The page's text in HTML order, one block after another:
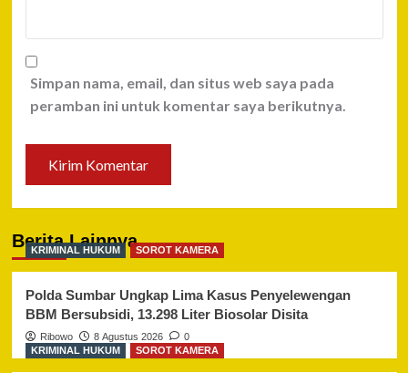
Simpan nama, email, dan situs web saya pada
peramban ini untuk komentar saya berikutnya.
Berita Lainnya
KRIMINAL HUKUM SOROT KAMERA
Polda Sumbar Ungkap Lima Kasus Penyelewengan
BBM Bersubsidi, 13.298 Liter Biosolar Disita
Ribowo 8 Agustus 2026
0
KRIMINAL HUKUM
SOROT KAMERA